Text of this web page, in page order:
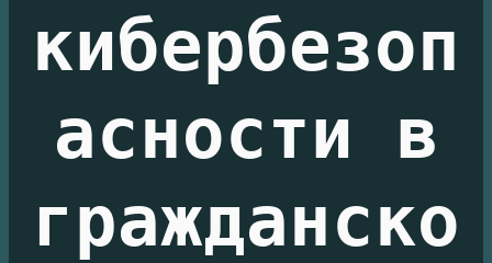
кибербезоп
асности в
гражданско